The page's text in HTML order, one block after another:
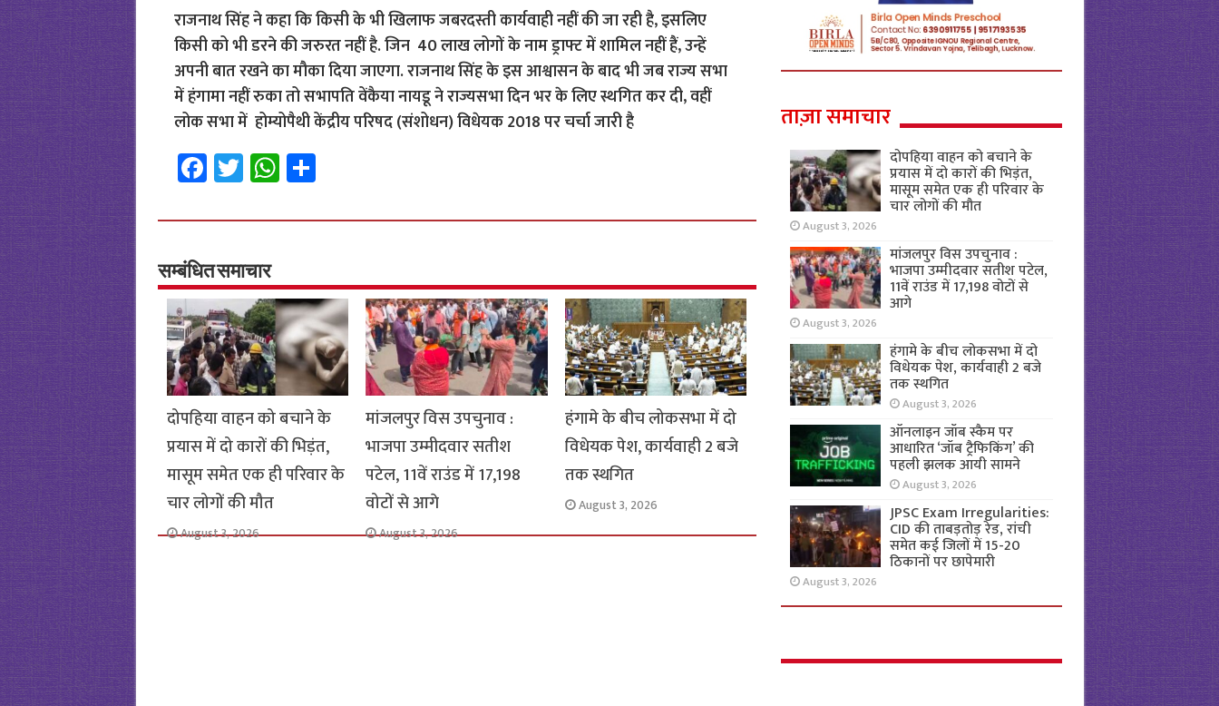
राजनाथ सिंह ने कहा कि किसी के भी खिलाफ जबरदस्ती कार्यवाही नहीं की जा रही है, इसलिए
किसी को भी डरने की जरुरत नहीं है. जिन 40 लाख लोगों के नाम ड्राफ्ट में शामिल नहीं हैं, उन्हें
अपनी बात रखने का मौका दिया जाएगा. राजनाथ सिंह के इस आश्वासन के बाद भी जब राज्य सभा
में हंगामा नहीं रुका तो सभापति वेंकैया नायडू ने राज्यसभा दिन भर के लिए स्थगित कर दी, वहीं
लोक सभा में होम्योपैथी केंद्रीय परिषद (संशोधन) विधेयक 2018 पर चर्चा जारी है
Fa
ce
b
o
o
k
T
wi
tt
er
W
h
at
p
p
S
h
ar
सम्बंधित समाचार
दोपहिया वाहन को बचाने के
प्रयास में दो कारों की भिड़ंत,
मासूम समेत एक ही परिवार के
चार लोगों की मौत
August 3, 2026
मांजलपुर विस उपचुनाव :
भाजपा उम्मीदवार सतीश
पटेल, 11वें राउंड में 17,198
वोटों से आगे
August 3, 2026
हंगामे के बीच लोकसभा में दो
विधेयक पेश, कार्यवाही 2 बजे
तक स्थगित
August 3, 2026
ताज़ा समाचार
दोपहिया वाहन को बचाने के
प्रयास में दो कारों की भिड़ंत,
मासूम समेत एक ही परिवार के
चार लोगों की मौत
August 3, 2026
मांजलपुर विस उपचुनाव :
भाजपा उम्मीदवार सतीश पटेल,
11वें राउंड में 17,198 वोटों से
आगे
August 3, 2026
हंगामे के बीच लोकसभा में दो
विधेयक पेश, कार्यवाही 2 बजे
तक स्थगित
August 3, 2026
ऑनलाइन जॉब स्कैम पर
आधारित ‘जॉब ट्रैफिकिंग’ की
पहली झलक आयी सामने
August 3, 2026
JPSC Exam Irregularities:
CID की ताबड़तोड़ रेड, रांची
समेत कई जिलों में 15-20
ठिकानों पर छापेमारी
August 3, 2026